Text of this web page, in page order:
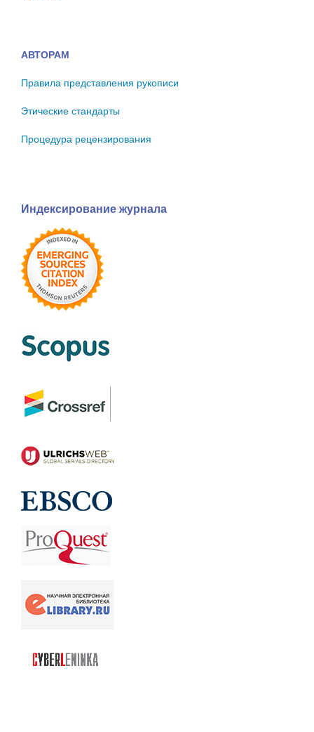
АВТОРАМ
Правила представления рукописи
Этические стандарты
Процедура рецензирования
Индексирование журнала